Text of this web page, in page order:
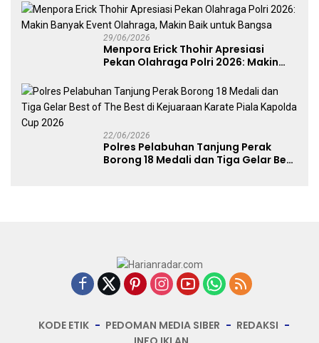
29/06/2026
Menpora Erick Thohir Apresiasi
Pekan Olahraga Polri 2026: Makin
untuk Bangsa
22/06/2026
Polres Pelabuhan Tanjung Perak
Borong 18 Medali dan Tiga Gelar Best
KODE ETIK PEDOMAN MEDIA SIBER
REDAKSI